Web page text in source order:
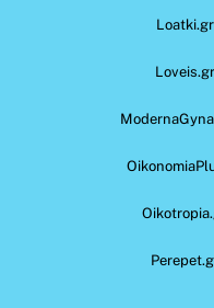
Loatki.gr
Loveis.gr